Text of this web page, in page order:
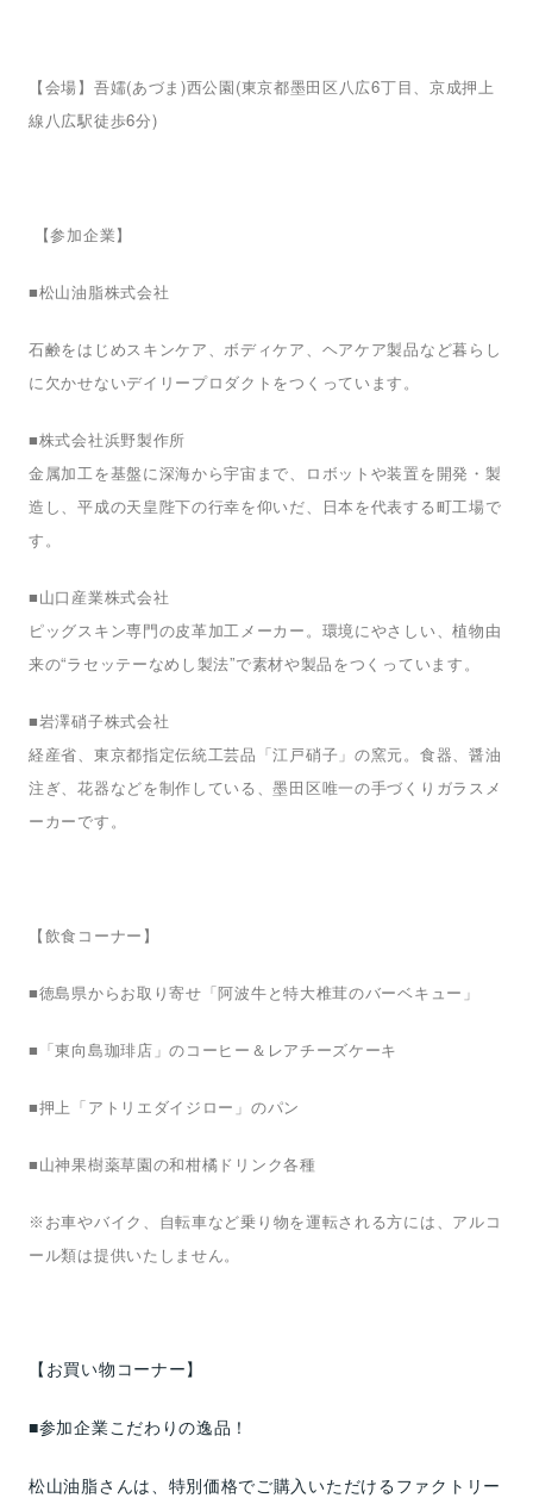
【会場】吾嬬(あづま)西公園(東京都墨田区八広6丁目、京成押上
線八広駅徒歩6分)
【参加企業】
■松山油脂株式会社
石鹸をはじめスキンケア、ボディケア、ヘアケア製品など暮らし
に欠かせないデイリープロダクトをつくっています。
■株式会社浜野製作所
金属加工を基盤に深海から宇宙まで、ロボットや装置を開発・製
造し、平成の天皇陛下の行幸を仰いだ、日本を代表する町工場で
す。
■山口産業株式会社
ピッグスキン専門の皮革加工メーカー。環境にやさしい、植物由
来の“ラセッテーなめし製法”で素材や製品をつくっています。
■岩澤硝子株式会社
経産省、東京都指定伝統工芸品「江戸硝子」の窯元。食器、醤油
注ぎ、花器などを制作している、墨田区唯一の手づくりガラスメ
ーカーです。
【飲食コーナー】
■徳島県からお取り寄せ「阿波牛と特大椎茸のバーベキュー」
■ 「東向島珈琲店」のコーヒー＆レアチーズケーキ
■押上「アトリエダイジロー」のパン
■山神果樹薬草園の和柑橘ドリンク各種
※ お車やバイク、自転車など乗り物を運転される方には、アルコ
ール類は提供いたしません。
【お買い物コーナー】
■参加企業こだわりの逸品！
松山油脂さんは、特別価格でご購入いただけるファクトリー